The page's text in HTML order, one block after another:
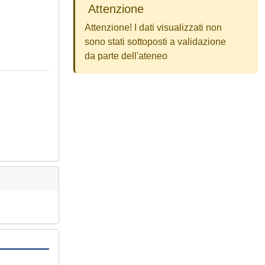
Attenzione
Attenzione! I dati visualizzati non
sono stati sottoposti a validazione
da parte dell'ateneo